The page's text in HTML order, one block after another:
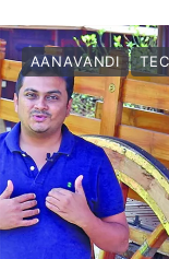
AANAVANDI